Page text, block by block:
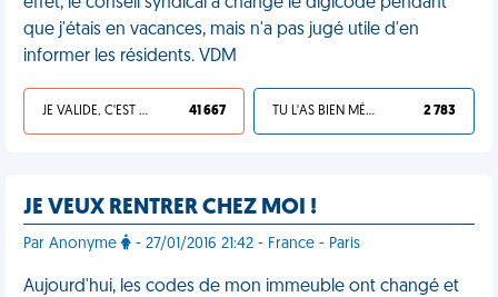
que j'étais en vacances, mais n'a pas jugé utile d'en
informer les résidents. VDM
JE VALIDE, C'EST UNE VDM 41 667 TU L'AS BIEN MÉRITÉ 2 783
JE VEUX RENTRER CHEZ MOI !
Par Anonyme - 27/01/2016 21:42 - France - Paris
Aujourd'hui, les codes de mon immeuble ont changé et